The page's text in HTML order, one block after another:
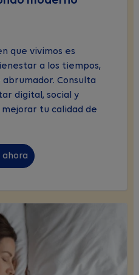
que vivimos es
a los tiempos,
Consulta
digital, social y
tu calidad de
ahora